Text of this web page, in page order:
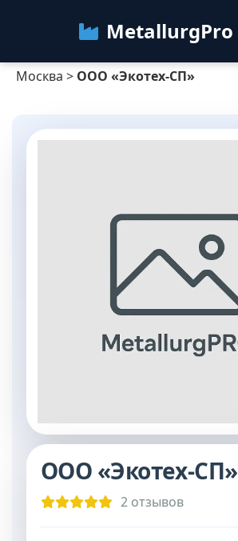
MetallurgPro
Москва
Категории
Контакты
Москва > ООО «Экотех-СП»
ООО «Экотех-СП»
2 отзывов